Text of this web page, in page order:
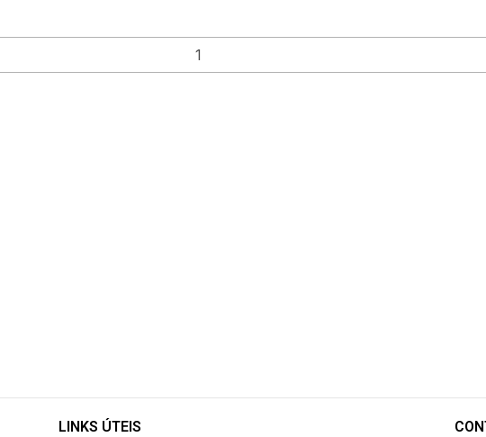
LINKS ÚTEIS